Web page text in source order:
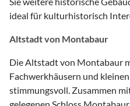
ideal für kulturhistorisch
Altstadt von Montabaur
Die Altstadt von Montabaur
Fachwerkhäusern und
stimmungsvoll. Zusammen